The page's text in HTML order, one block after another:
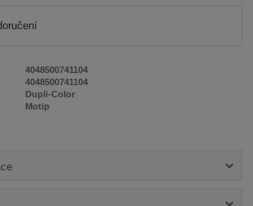
4048500741104
4048500741104
Dupli-Color
Motip